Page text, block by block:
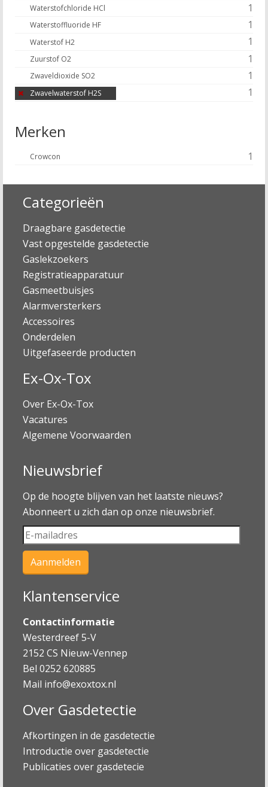
Waterstofchloride HCl 1
Waterstoffluoride HF 1
Waterstof H2 1
Zuurstof O2 1
Zwaveldioxide SO2 1
Zwavelwaterstof H2S 1
Merken
Crowcon 1
Categorieën
Draagbare gasdetectie
Vast opgestelde gasdetectie
Gaslekzoekers
Registratieapparatuur
Gasmeetbuisjes
Alarmversterkers
Accessoires
Onderdelen
Uitgefaseerde producten
Ex-Ox-Tox
Over Ex-Ox-Tox
Vacatures
Algemene Voorwaarden
Nieuwsbrief
Op de hoogte blijven van het laatste nieuws?
Abonneert u zich dan op onze nieuwsbrief.
Klantenservice
Contactinformatie
Westerdreef 5-V
2152 CS Nieuw-Vennep
Bel 0252 620885
Mail info@exoxtox.nl
Over Gasdetectie
Afkortingen in de gasdetectie
Introductie over gasdetectie
Publicaties over gasdetecie